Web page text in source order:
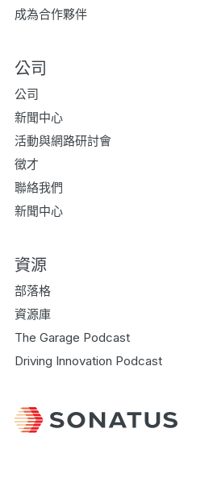
成為合作夥伴
公司
公司
新聞中心
活動與網路研討會
徵才
聯絡我們
新聞中心
資源
部落格
資源庫
The Garage Podcast
Driving Innovation Podcast